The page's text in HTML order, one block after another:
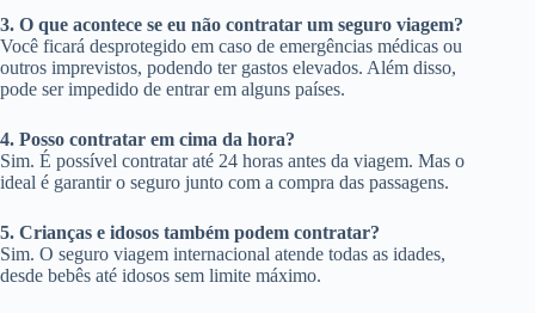
3. O que acontece se eu não contratar um seguro viagem?
Você ficará desprotegido em caso de emergências médicas ou
outros imprevistos, podendo ter gastos elevados. Além disso,
pode ser impedido de entrar em alguns países.
4. Posso contratar em cima da hora?
Sim. É possível contratar até 24 horas antes da viagem. Mas o
ideal é garantir o seguro junto com a compra das passagens.
5. Crianças e idosos também podem contratar?
Sim. O seguro viagem internacional atende todas as idades,
desde bebês até idosos sem limite máximo.